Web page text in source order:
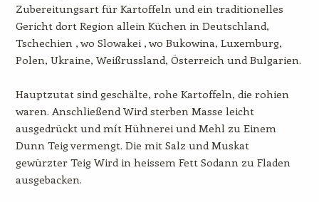
Zubereitungsart für Kartoffeln und ein traditionelles
Gericht dort Region allein Küchen in Deutschland,
Tschechien , wo Slowakei , wo Bukowina, Luxemburg,
Polen, Ukraine, Weißrussland, Österreich und Bulgarien.
Hauptzutat sind geschälte, rohe Kartoffeln, die rohien
waren. Anschließend Wird sterben Masse leicht
ausgedrückt und mít Hühnerei und Mehl zu Einem
Dunn Teig vermengt. Die mit Salz und Muskat
gewürzter Teig Wird in heissem Fett Sodann zu Fladen
ausgebacken.